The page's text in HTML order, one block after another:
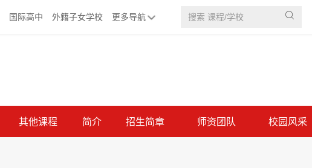
国际高中 外籍子女学校 更多导航 
其他课程 简介 招生简章 师资团队 校园风采